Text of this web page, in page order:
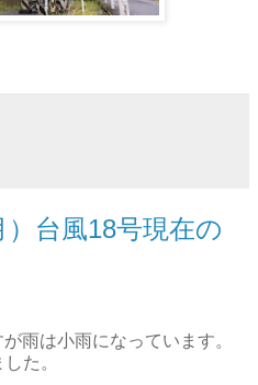
台風18号現在の
雨は小雨になっています。
た。